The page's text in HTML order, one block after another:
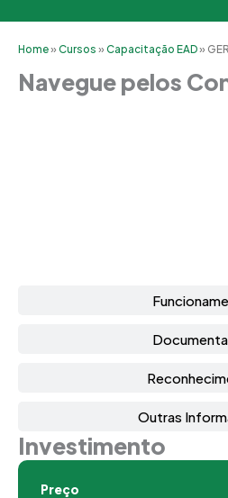
Home»Cursos »Capacitação EAD»
Navegue pelos
Outras
Investimento
Preço